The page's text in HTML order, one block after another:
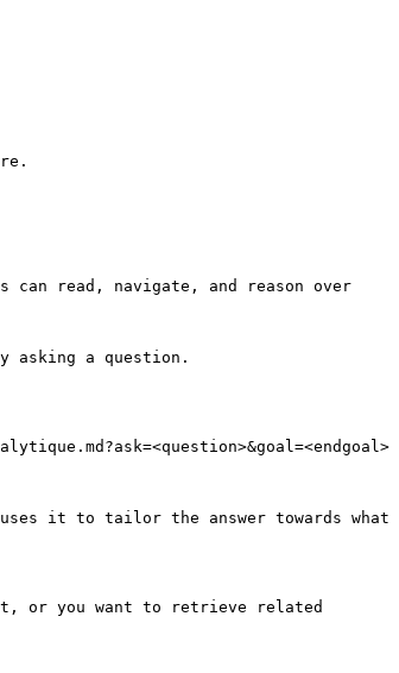
can read, navigate, and reason over
asking a question.
it to tailor the answer towards what
or you want to retrieve related